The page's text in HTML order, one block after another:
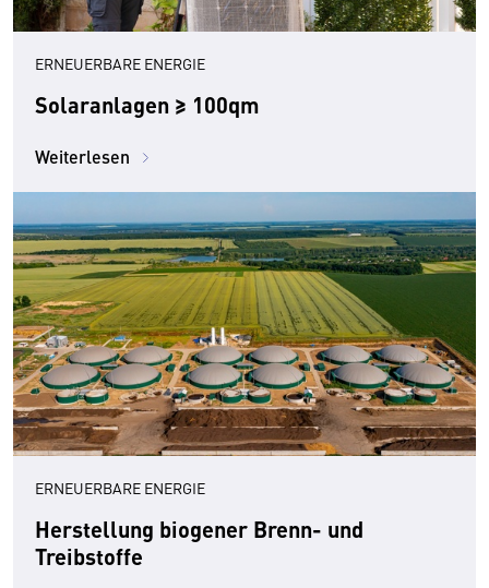
ERNEUERBARE ENERGIE
Solaranlagen ≥ 100qm
Weiterlesen
ERNEUERBARE ENERGIE
Herstellung biogener Brenn- und
Treibstoffe